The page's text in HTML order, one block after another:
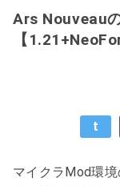
Ars Nouveau
【
t
マイクラMod環